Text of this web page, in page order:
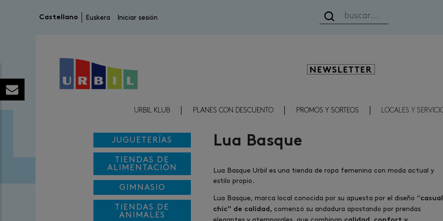
Castellano Euskera Menú de cuenta de usuario
Iniciar sesión
Newsletter
Menú Reducido Cabecera
URBIL KLUB PLANES CON DESCUENTO PROMOS Y SORTEOS LOCALES Y
JUGUETERÍAS
TIENDAS DE
ALIMENTACIÓN
GIMNASIO
TIENDAS DE
ANIMALES
Lua Basque
Lua Basque Urbil es una tienda de ropa femenina con moda actual y
estilo propio.
Lua Basque, marca local conocida por su apuesta por el diseño “casual
chic” de calidad, comenzó su andadura apostando por prendas